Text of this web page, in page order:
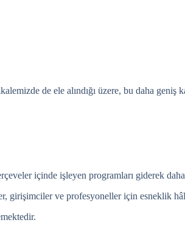
de ele alındığı üzere, bu daha
içinde işleyen programları giderek
girişimciler ve profesyoneller için esneklik